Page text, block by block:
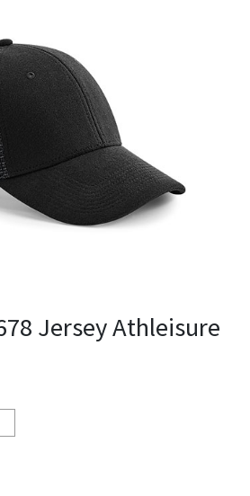
Jersey Athleisure